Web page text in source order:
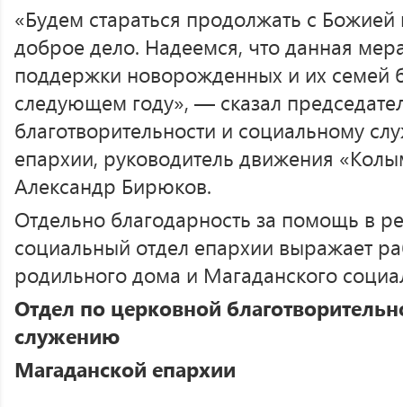
«Будем стараться продолжать с
доброе дело. Надеемся, что данная
поддержки новорожденных и их семей
следующем году», — сказал
благотворительности и социальному
епархии, руководитель движения
Александр Бирюков.
Отдельно благодарность за помощь в
социальный отдел епархии выражает
родильного дома и Магаданского
Отдел по церковной
служению
Магаданской епархии